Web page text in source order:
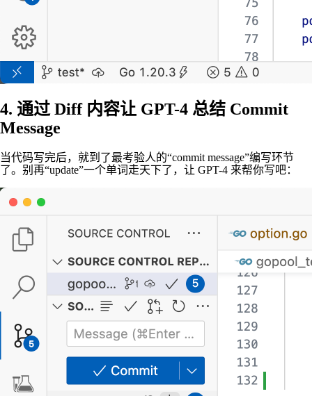
4. 通过 Diff 内容让 GPT-4 总结 Commit
Message
当代码写完后，就到了最考验人的“commit message”编写环节
了。别再“update”一个单词走天下了，让 GPT-4 来帮你写吧：